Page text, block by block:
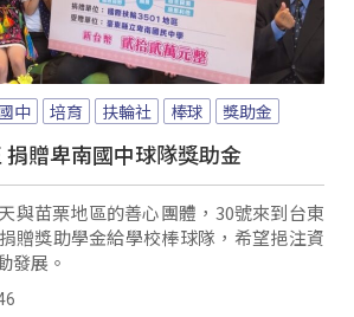
中 培育 扶輪社 棒球 獎助金
贈卑南國中球隊獎助金
與苗栗地區的善心團體，30號來到台東
贈獎助學金給學校棒球隊，希望挹注資
發展。